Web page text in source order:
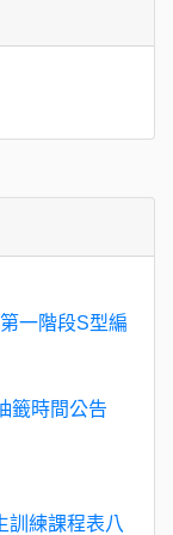
一階段S型編
籤時間公告
訓練課程表八